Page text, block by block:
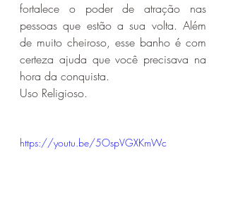
fortalece o poder de atração nas
pessoas que estão a sua volta. Além
de muito cheiroso, esse banho é com
certeza ajuda que você precisava na
hora da conquista.
Uso Religioso.
https://youtu.be/5OspVGXKmWc